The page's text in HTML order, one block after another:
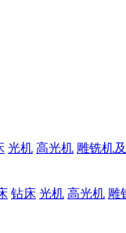
光机 高光机 雕铣机
钻床 光机 高光机 雕